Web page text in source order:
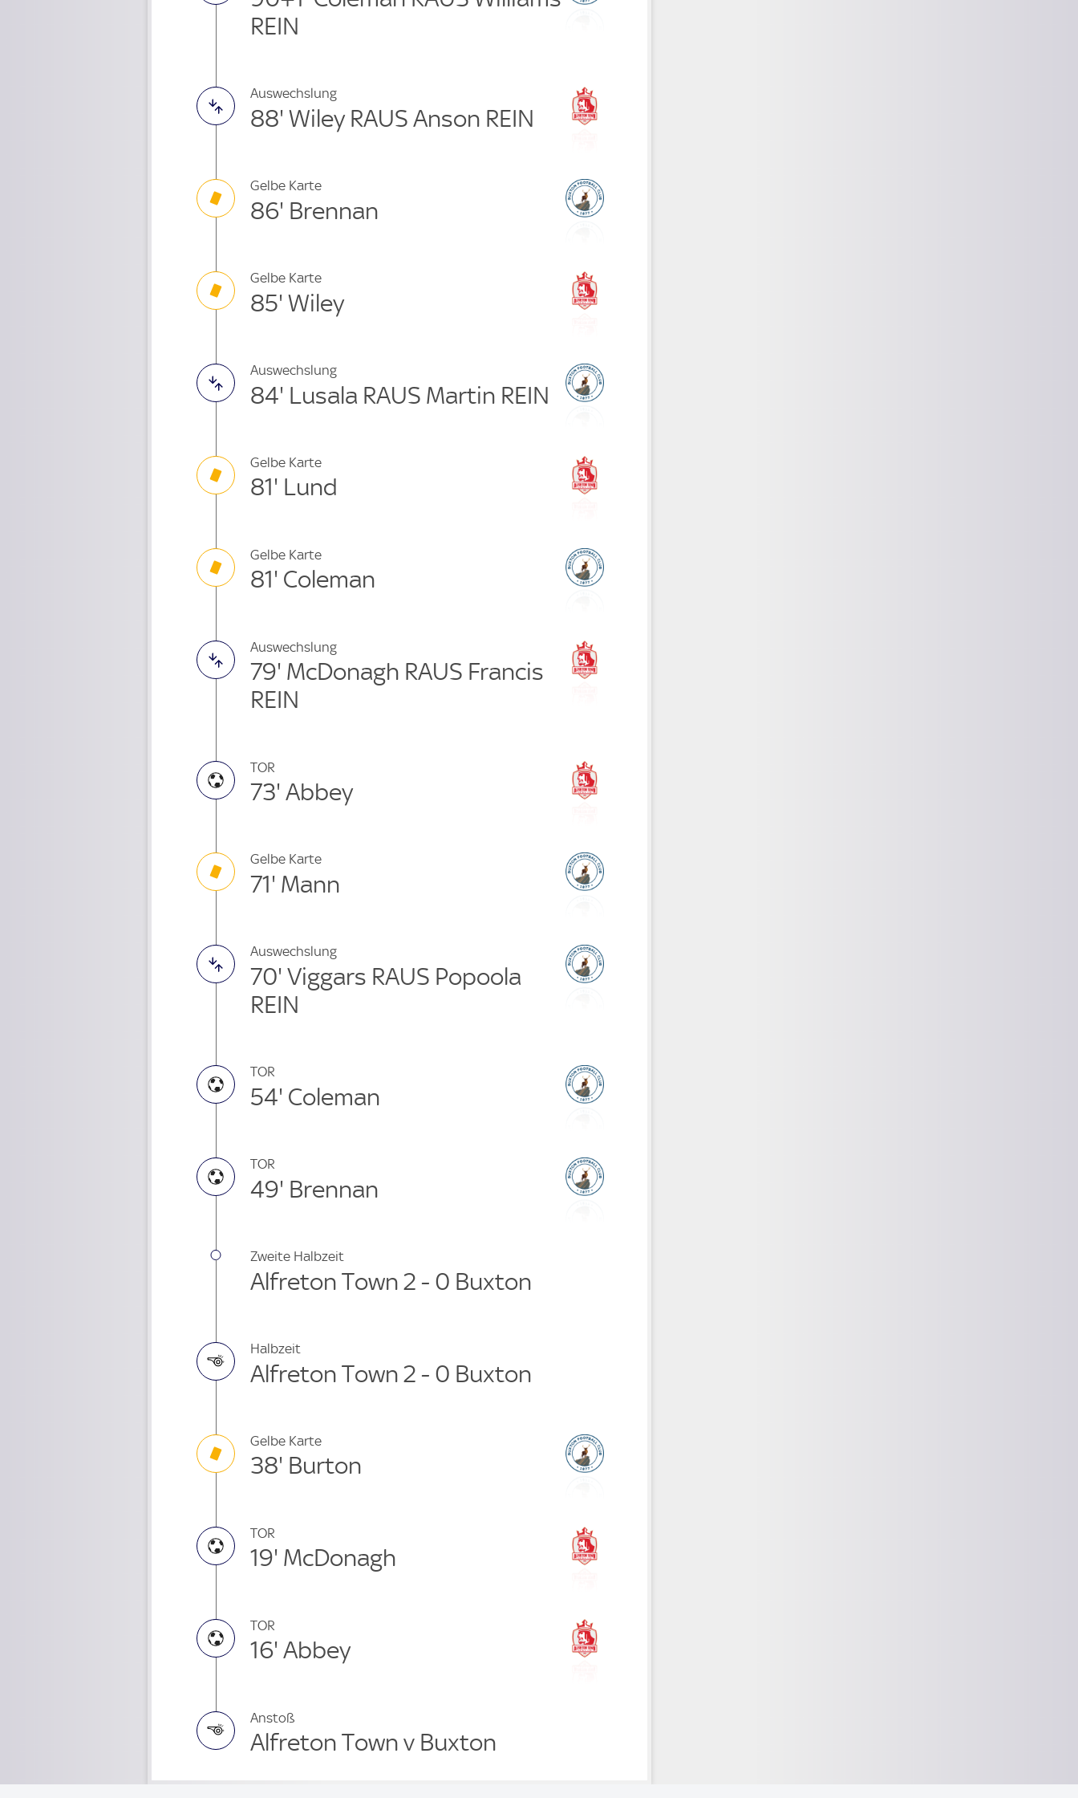
REIN
Auswechslung
88' Wiley RAUS Anson REIN
Gelbe Karte
86' Brennan
Gelbe Karte
85' Wiley
Auswechslung
84' Lusala RAUS Martin REIN
Gelbe Karte
81' Lund
Gelbe Karte
81' Coleman
Auswechslung
79' McDonagh RAUS Francis
REIN
TOR
73' Abbey
Gelbe Karte
71' Mann
Auswechslung
70' Viggars RAUS Popoola
REIN
TOR
54' Coleman
TOR
49' Brennan
Zweite Halbzeit
Alfreton Town 2 - 0 Buxton
Halbzeit
Alfreton Town 2 - 0 Buxton
Gelbe Karte
38' Burton
TOR
19' McDonagh
TOR
16' Abbey
Anstoß
Alfreton Town v Buxton